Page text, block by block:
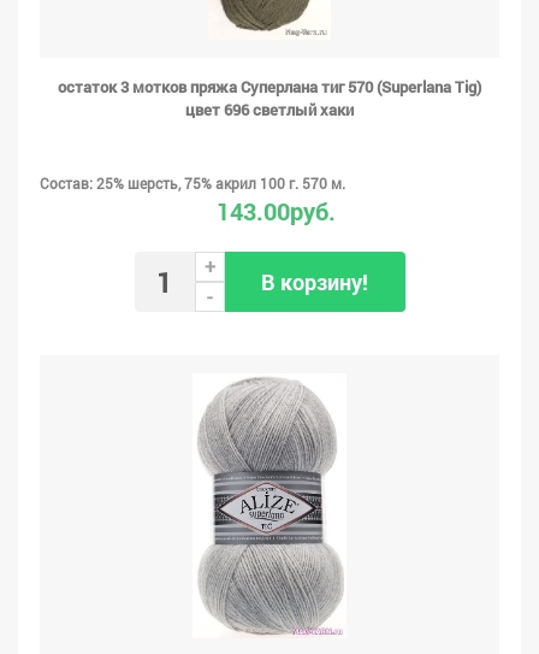
остаток 3 мотков пряжа Суперлана тиг 570 (Superlana Tig)
цвет 696 светлый хаки
Состав: 25% шерсть, 75% акрил 100 г. 570 м.
143.00руб.
+
-
В корзину!